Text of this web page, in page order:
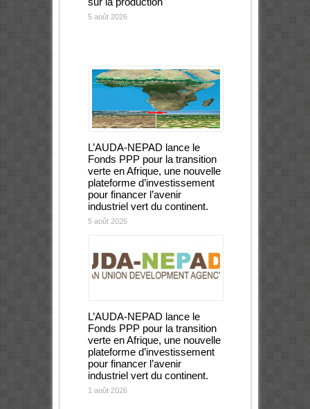
5 août 2026
L’AUDA-NEPAD lance le
Fonds PPP pour la transition
verte en Afrique, une nouvelle
plateforme d’investissement
pour financer l’avenir
industriel vert du continent.
5 août 2026
L’AUDA-NEPAD lance le
Fonds PPP pour la transition
verte en Afrique, une nouvelle
plateforme d’investissement
pour financer l’avenir
industriel vert du continent.
1 août 2026